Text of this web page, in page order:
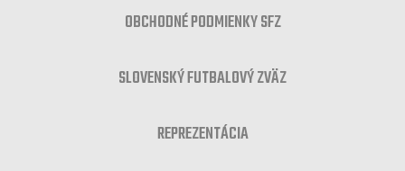
OBCHODNÉ PODMIENKY SFZ
SLOVENSKÝ FUTBALOVÝ ZVÄZ
REPREZENTÁCIA